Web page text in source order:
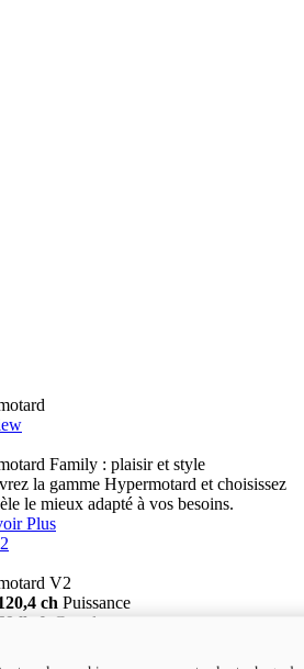
Family : plaisir et style
la gamme Hypermotard et choisissez
le mieux adapté à vos besoins.
Plus
V2
ch Puissance
69 lb-ft
Couple